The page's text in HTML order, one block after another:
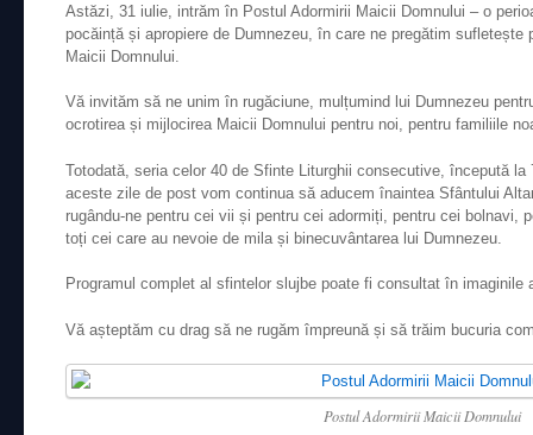
Astăzi, 31 iulie, intrăm în Postul Adormirii Maicii Domnului – o
pocăință și apropiere de Dumnezeu, în care ne pregătim sufletește
Maicii Domnului.
Vă invităm să ne unim în rugăciune, mulțumind lui Dumnezeu
ocrotirea și mijlocirea Maicii Domnului pentru noi, pentru familiile
Totodată, seria celor 40 de Sfinte Liturghii consecutive, începută
aceste zile de post vom continua să aducem înaintea Sfântului
rugându-ne pentru cei vii și pentru cei adormiți, pentru cei bolnavi,
toți cei care au nevoie de mila și binecuvântarea lui Dumnezeu.
Programul complet al sfintelor slujbe poate fi consultat în imaginile
Vă așteptăm cu drag să ne rugăm împreună și să trăim bucuria
Postul Adormirii Maicii Domnului